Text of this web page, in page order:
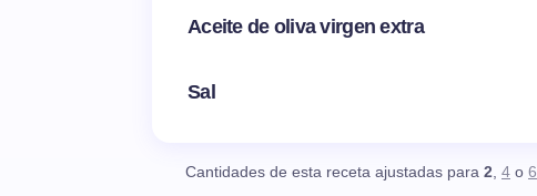
Aceite de oliva virgen extra
Sal
Cantidades de esta receta ajustadas para 2, 4 o 6